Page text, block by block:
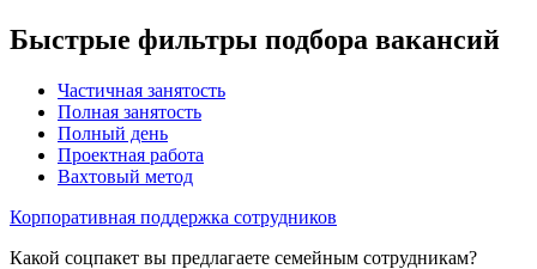
Быстрые фильтры подбора вакансий
Частичная занятость
Полная занятость
Полный день
Проектная работа
Вахтовый метод
Корпоративная поддержка сотрудников
Какой соцпакет вы предлагаете семейным сотрудникам?